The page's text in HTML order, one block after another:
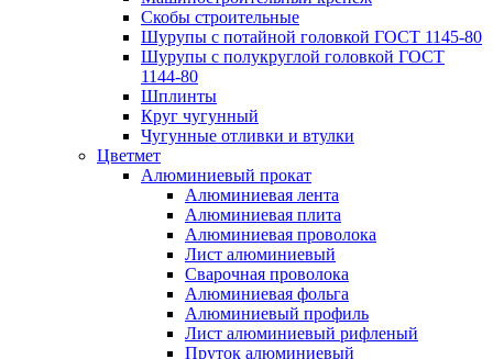
Скобы строительные
Шурупы с потайной головкой ГОСТ 1145-80
Шурупы с полукруглой головкой ГОСТ
1144-80
Шплинты
Круг чугунный
Чугунные отливки и втулки
Цветмет
Алюминиевый прокат
Алюминиевая лента
Алюминиевая плита
Алюминиевая проволока
Лист алюминиевый
Сварочная проволока
Алюминиевая фольга
Алюминиевый профиль
Лист алюминиевый рифленый
Пруток алюминиевый